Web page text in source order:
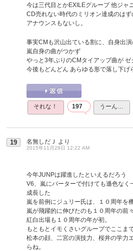
今は三代目とかEXILEグループ 他ジャ
CD売れない時代のミリオン達成のは
アナウンスもないし。
事実CMも沢山出ている割に、自身出
嵐自身の曲がつかず
やっと3年ぶりのCMタイアップ曲が ゼ
今後もどんどん あらゆる形で落し下げ
それな！ 197 うーん…
19 名無しだＪ より
2015年11月28日 12:22 AM
今年JUNPは躍進したといえるだろう
V6、嵐にバーターで付けても遜色なく
成長した
嵐を前例にジュリー氏は、１０周年を
嵐が飛躍的に伸びたのも１０周年の前
紅白出場も１０周年の年が初。
もともとイモくさいグループでここま
松本の顔、二宮の演技力、桜井の学力
らね。